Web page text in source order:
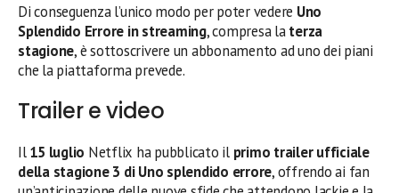
Di conseguenza l’unico modo per poter vedere Uno
Splendido Errore in streaming, compresa laterza
stagione, è sottoscrivere un abbonamento ad uno dei piani
che la piattaforma prevede.
Trailer e video
Il15 luglio Netflix ha pubblicato il primo trailer ufficiale
della stagione 3 di Uno splendido errore, offrendo ai fan